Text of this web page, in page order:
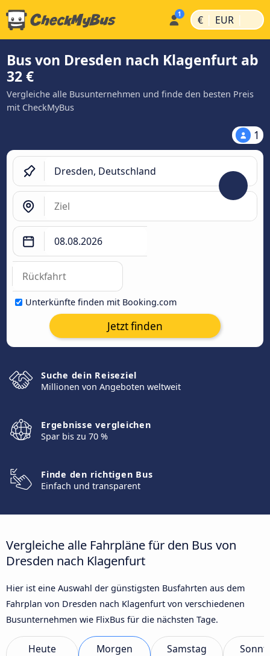
€ | EUR |
Bus von Dresden nach Klagenfurt ab
32 €
Vergleiche alle Busunternehmen und finde den besten Preis
mit CheckMyBus
1
Unterkünfte finden mit Booking.com
Jetzt finden
Suche dein Reiseziel
Millionen von Angeboten weltweit
Ergebnisse vergleichen
Spar bis zu 70 %
Finde den richtigen Bus
Einfach und transparent
Vergleiche alle Fahrpläne für den Bus von
Dresden nach Klagenfurt
Hier ist eine Auswahl der günstigsten Busfahrten aus dem
Fahrplan von Dresden nach Klagenfurt von verschiedenen
Busunternehmen wie FlixBus für die nächsten Tage.
Heute Morgen Samstag